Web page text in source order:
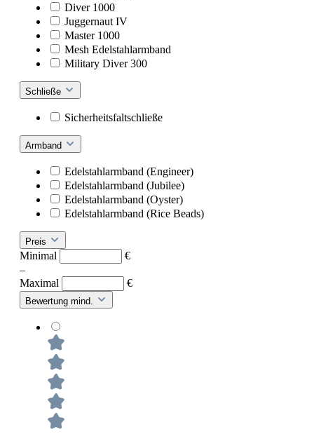
Diver 1000
Juggernaut IV
Master 1000
Mesh Edelstahlarmband
Military Diver 300
Schließe
Sicherheitsfaltschließe
Armband
Edelstahlarmband (Engineer)
Edelstahlarmband (Jubilee)
Edelstahlarmband (Oyster)
Edelstahlarmband (Rice Beads)
Preis
Minimal
€
–
Maximal
€
Bewertung mind.